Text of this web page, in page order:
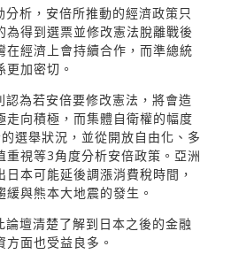
析，安倍所推動的經濟政策只
為得到選票並修改憲法脫離戰後
在經濟上會持續合作，而準總統
加密切。
認為若安倍要修改憲法，將會造
走向積極，而集體自衛權的幅度
選舉狀況，並從開放自由化、多
重視等3角度分析安倍政策。亞洲
本可能延後調漲消費稅時間，
與熊本大地震的發生。
論壇清楚了解到日本之後的金融
面也受益良多。